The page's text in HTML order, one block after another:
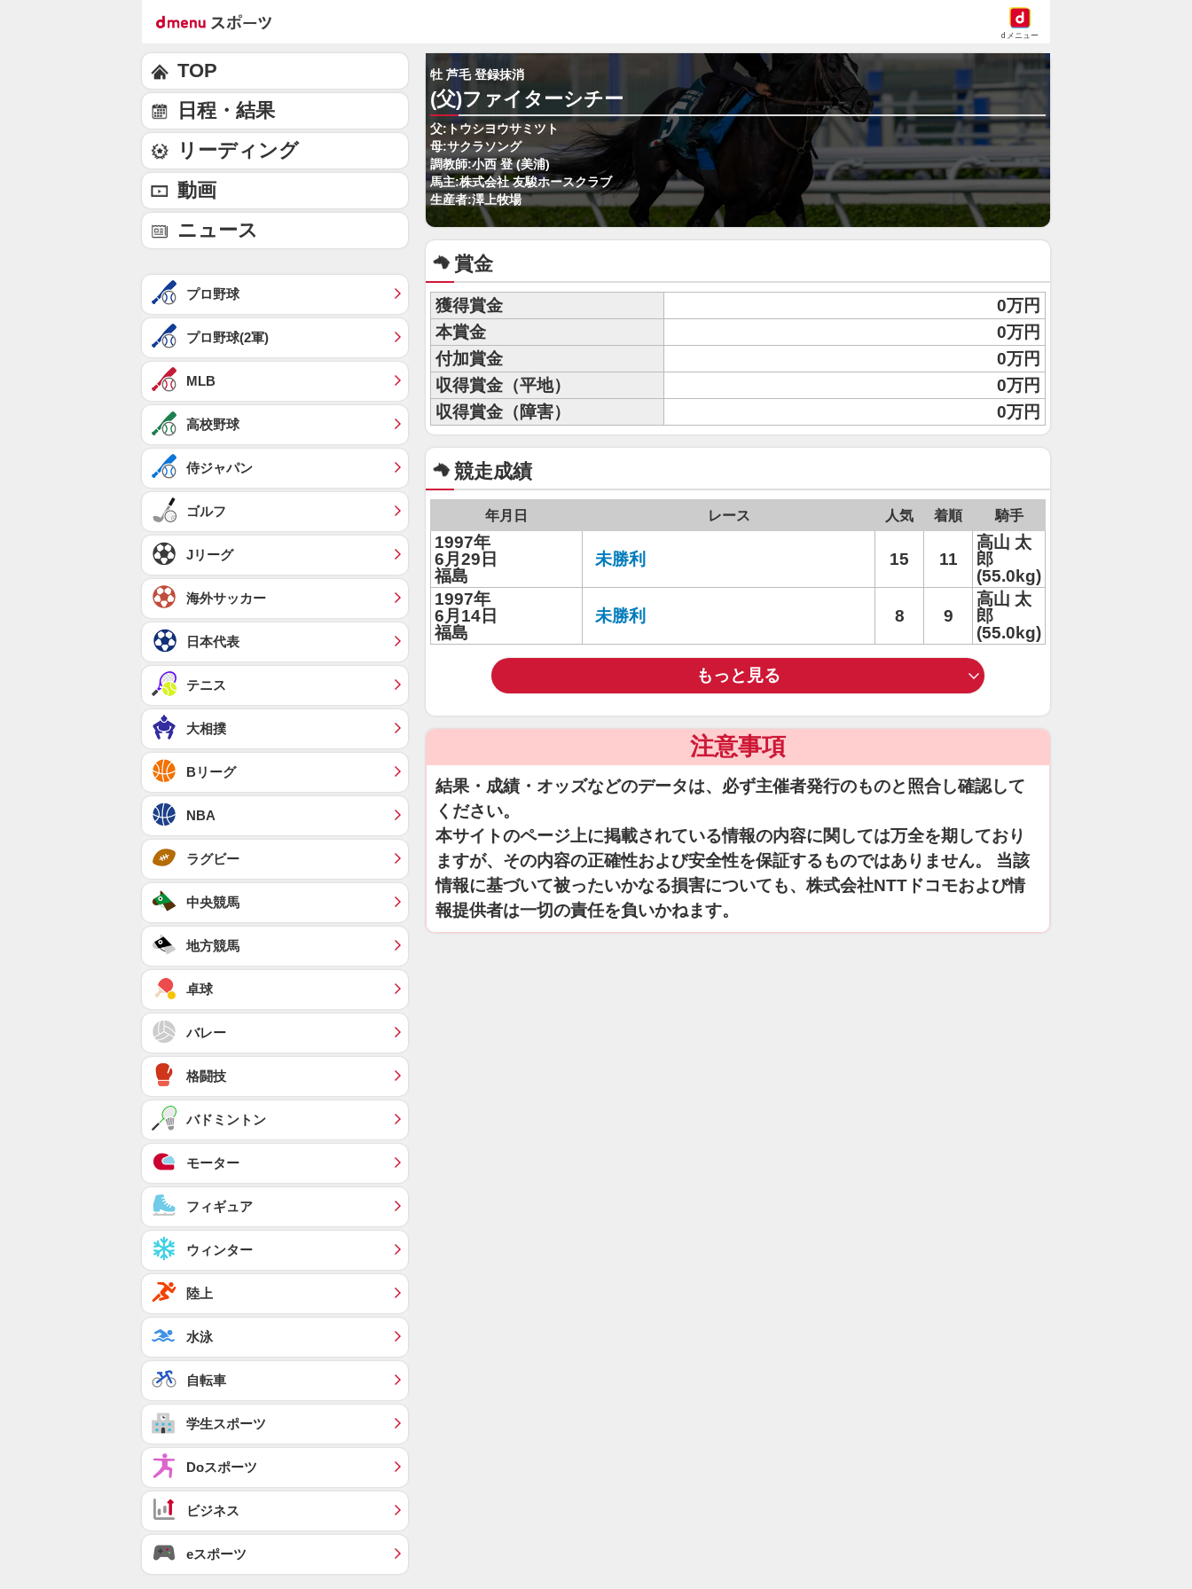
dメニュー
牡 芦毛 登録抹消
(父)ファイターシチー
父:トウシヨウサミツト
母:サクラソング
調教師:小西 登 (美浦)
馬主:株式会社 友駿ホースクラブ
生産者:澤上牧場
賞金
獲得賞金
0万円
本賞金
0万円
付加賞金
0万円
収得賞金（平地）
0万円
収得賞金（障害）
0万円
競走成績
年月日 レース 人気 着順 騎手
1997年
6月29日
福島
未勝利 15 11
高山 太
郎
(55.0kg)
1997年
6月14日
福島
未勝利 8 9
高山 太
郎
(55.0kg)
もっと見る
注意事項
結果・成績・オッズなどのデータは、必ず主催者発行のものと照合し確認して
ください。
本サイトのページ上に掲載されている情報の内容に関しては万全を期しており
ますが、その内容の正確性および安全性を保証するものではありません。 当該
情報に基づいて被ったいかなる損害についても、株式会社NTTドコモおよび情
報提供者は一切の責任を負いかねます。
TOP
日程・結果
リーディング
動画
ニュース
プロ野球
プロ野球(2軍)
MLB
高校野球
侍ジャパン
ゴルフ
Jリーグ
海外サッカー
日本代表
テニス
大相撲
Bリーグ
NBA
ラグビー
中央競馬
地方競馬
卓球
バレー
格闘技
バドミントン
モーター
フィギュア
ウィンター
陸上
水泳
自転車
学生スポーツ
Doスポーツ
ビジネス
eスポーツ